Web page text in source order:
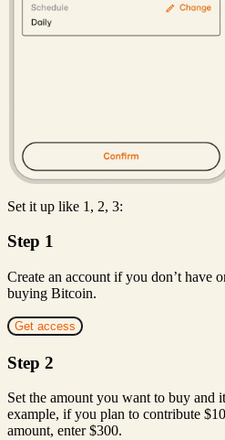
Set it up like 1, 2, 3:
Step 1
Create an account if you don’t have
buying Bitcoin.
Get access
Step 2
Set the amount you want to buy and
example, if you plan to contribute
amount, enter $300.